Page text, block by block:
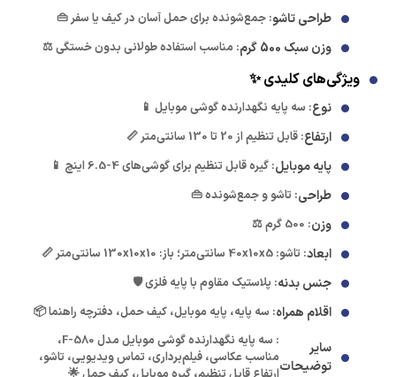
طراحی تاشو: جمع‌شونده برای حمل آسان در کیف یا سفر 👜
وزن سبک 500 گرم : مناسب استفاده طولانی بدون خستگی ⚖️
ویژگی‌های کلیدی ✨
نوع: سه پایه نگهدارنده گوشی موبایل 📱
ارتفاع: قابل تنظیم از 20 تا 130 سانتی‌متر 📏
پایه موبایل: گیره قابل تنظیم برای گوشی‌های 4-6.5 اینچ 📱
طراحی: تاشو و جمع‌شونده 👜
وزن: 500 گرم ⚖️
ابعاد: تاشو: 40x10x5 سانتی‌متر؛ باز: 130x10x10 سانتی‌متر 📏
جنس بدنه: پلاستیک مقاوم با پایه فلزی 🛡️
اقلام همراه: سه پایه، پایه موبایل، کیف حمل، دفترچه راهنما 📦
سایر
توضیحات
: سه پایه نگهدارنده گوشی موبایل مدل F-580،
مناسب عکاسی، فیلم‌برداری، تماس ویدیویی، تاشو،